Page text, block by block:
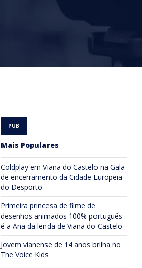
Mais Populares
Coldplay em Viana do Castelo na Gala
de encerramento da Cidade Europeia
do Desporto
Primeira princesa de filme de
desenhos animados 100% português
é a Ana da lenda de Viana do Castelo
Jovem vianense de 14 anos brilha no
The Voice Kids